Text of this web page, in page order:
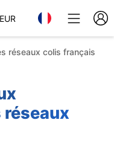
EUR
réseaux colis français